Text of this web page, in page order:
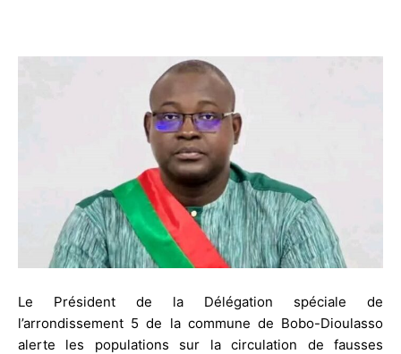
Le Président de la Délégation spéciale de
l’arrondissement 5 de la commune de Bobo-Dioulasso
alerte les populations sur la circulation de fausses